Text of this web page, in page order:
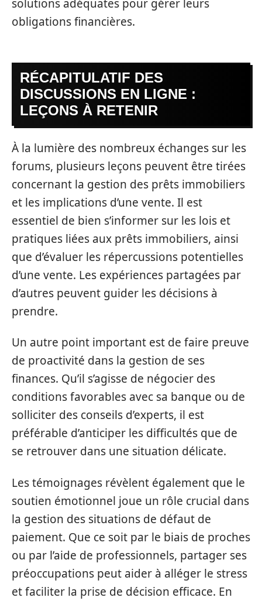
solutions adéquates pour gérer leurs
obligations financières.
RÉCAPITULATIF DES
DISCUSSIONS EN LIGNE :
LEÇONS À RETENIR
À la lumière des nombreux échanges sur les
forums, plusieurs leçons peuvent être tirées
concernant la gestion des prêts immobiliers
et les implications d’une vente. Il est
essentiel de bien s’informer sur les lois et
pratiques liées aux prêts immobiliers, ainsi
que d’évaluer les répercussions potentielles
d’une vente. Les expériences partagées par
d’autres peuvent guider les décisions à
prendre.
Un autre point important est de faire preuve
de proactivité dans la gestion de ses
finances. Qu’il s’agisse de négocier des
conditions favorables avec sa banque ou de
solliciter des conseils d’experts, il est
préférable d’anticiper les difficultés que de
se retrouver dans une situation délicate.
Les témoignages révèlent également que le
soutien émotionnel joue un rôle crucial dans
la gestion des situations de défaut de
paiement. Que ce soit par le biais de proches
ou par l’aide de professionnels, partager ses
préoccupations peut aider à alléger le stress
et faciliter la prise de décision efficace. En